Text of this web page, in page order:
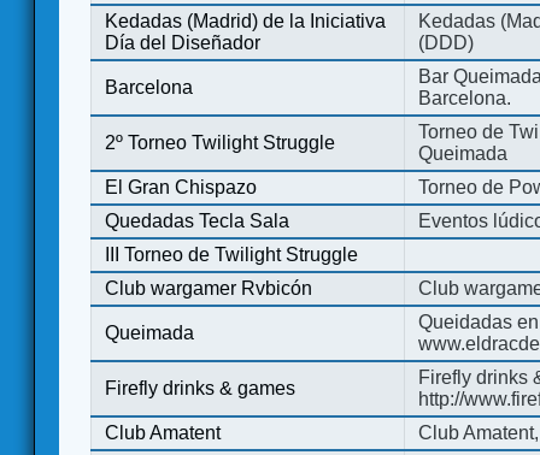
Kedadas (Madrid) de la Iniciativa
Día del Diseñador
Kedadas
(DDD)
Barcelona
Bar
Barcelona.
2º Torneo Twilight Struggle
Torneo de
Queimada
El Gran Chispazo
Torneo de
Quedadas Tecla Sala
Eventos
III Torneo de Twilight Struggle
Club wargamer Rvbicón
Club
Queimada
Queidadas
Firefly drinks & games
Firefly drinks
http://
Club Amatent
Club